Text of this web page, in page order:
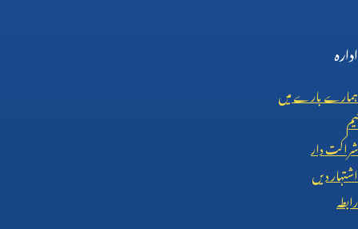
ادارہ
ہمارے بارے میں
ٹیم
شراکت دار
اشتہار دیں
رابطہ